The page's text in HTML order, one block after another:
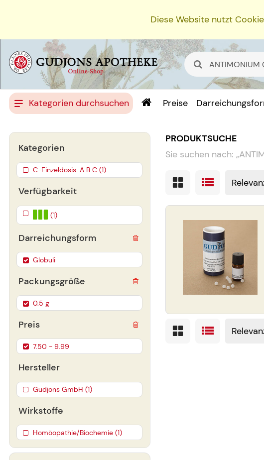
Diese Website nutzt
Kategorien durchsuchen Preise
PRODUKTSUCHE
Sie suchen nach: „
Verfügbarkeit
(1)
Darreichungsform
Globuli
Packungsgröße
0.5 g
Preis
7.50 - 9.99
Hersteller
Gudjons GmbH (1)
Wirkstoffe
Homöopathie/Biochemie (1)
Kategorien
C-Einzeldosis: A B C (1)